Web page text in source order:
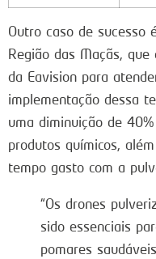
Outro caso de sucesso
Região das Maçãs,
da Eavision para
implementação dessa
uma diminuição de
produtos químicos,
tempo gasto com a
“Os drones
sido essenciais
pomares